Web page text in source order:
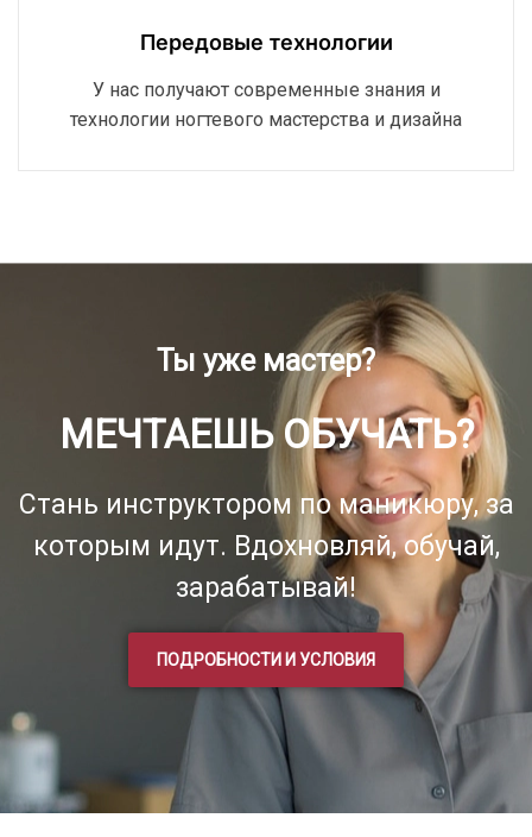
Передовые технологии
У нас получают современные знания и
технологии ногтевого мастерства и дизайна
Ты уже мастер?
МЕЧТАЕШЬ ОБУЧАТЬ?
Стань инструктором по маникюру, за
которым идут. Вдохновляй, обучай,
зарабатывай!
ПОДРОБНОСТИ И УСЛОВИЯ